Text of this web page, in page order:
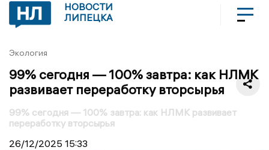
НОВОСТИ
ЛИПЕЦКА
Экология
99% сегодня — 100% завтра: как НЛМК
развивает переработку вторсырья
99% сегодня — 100% завтра: как НЛМК развивает
переработку вторсырья
26/12/2025 15:33